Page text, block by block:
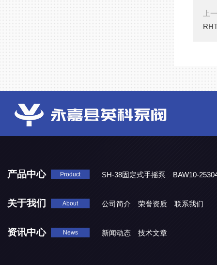
上
产品中心 Product SH-38固定式手摇泵
BAW10-
关于我们 About 公司简介 荣誉资质 联系我们
资讯中心 News 新闻动态 技术文章